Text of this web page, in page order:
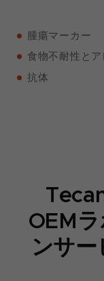
腫瘍マーカー
食物不耐性とア
抗体
OEM
ンサ